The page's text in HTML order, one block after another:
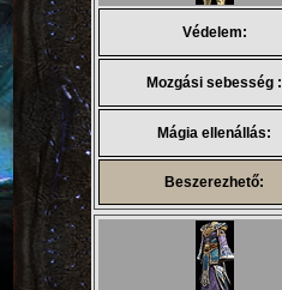
Védelem:
Mozgási sebesség :
Mágia ellenállás:
Beszerezhető: